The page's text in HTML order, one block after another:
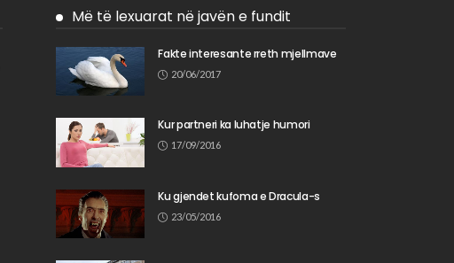
Më të lexuarat në javën e fundit
Fakte interesante rreth mjellmave
20/06/2017
Kur partneri ka luhatje humori
17/09/2016
Ku gjendet kufoma e Dracula-s
23/05/2016